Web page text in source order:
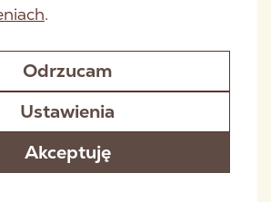
HEALTHY GRAIN ADULT LAMB
.
Akceptuję
Odrzucam
Ustawienia